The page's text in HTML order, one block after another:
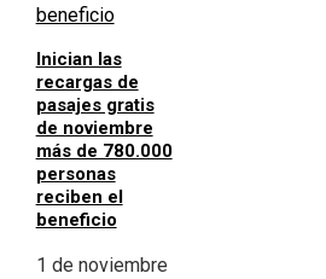
Inician las
recargas de
pasajes gratis
de noviembre
más de 780.000
personas
reciben el
beneficio
1 de noviembre